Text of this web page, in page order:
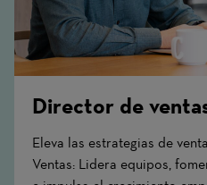
Director de
Eleva las estrategias de
Ventas: Lidera equipos,